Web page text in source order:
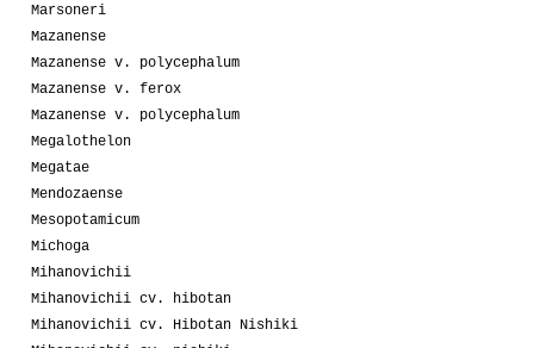
Marsoneri
Mazanense
Mazanense v. polycephalum
Mazanense v. ferox
Mazanense v. polycephalum
Megalothelon
Megatae
Mendozaense
Mesopotamicum
Michoga
Mihanovichii
Mihanovichii cv. hibotan
Mihanovichii cv. Hibotan Nishiki